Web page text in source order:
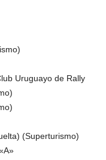
Uruguayo de Rally
(Superturismo)